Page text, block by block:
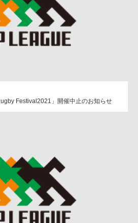
Festival2021」開催中止のお知らせ